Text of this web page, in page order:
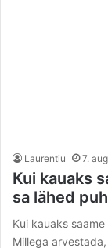
Laurentiu 7.
Kui kauaks
sa lähed
Kui kauaks
Millega